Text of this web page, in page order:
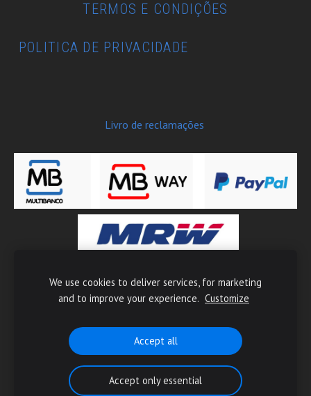
TERMOS E CONDIÇÕES
POLITICA DE PRIVACIDADE
Livro de reclamações
Copyright © 2026 Moto-Tech - Todos os direitos reservados
We use cookies to deliver services, for marketing
and to improve your experience. Customize
Accept all
Accept only essential